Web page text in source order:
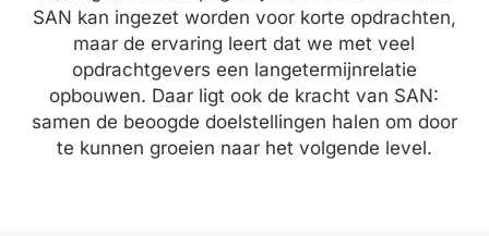
SAN kan ingezet worden voor korte opdrachten,
maar de ervaring leert dat we met veel
opdrachtgevers een langetermijnrelatie
opbouwen. Daar ligt ook de kracht van SAN:
samen de beoogde doelstellingen halen om door
te kunnen groeien naar het volgende level.